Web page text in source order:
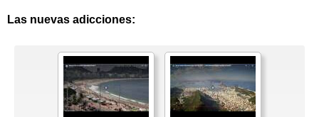
Las nuevas adicciones: